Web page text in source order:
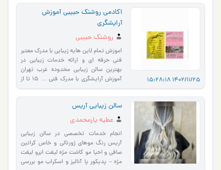
1402/11/25 15:28:18
اکادمی روشنک حبیبی آموزش
آرایشگری
روشنک حبیبی
اموزش تمام لاین هایه زیبایی با مدرک معتبر
فنی حرفه ای و ارائه خدمات زیبایی در
بهترین سالن زیبایی محدوده غرب تهران
آموزش آرایشگری با مدرک فنی … 15 تا از
بهترین سالن ها�…
سالن زیبایی آریس
عطیه یارمحمدی
انجام خدمات تخصصی در سالن زیبایی
آریس رنگ موهای ژورنالی و خاص کراتین
صافی و احیا مو کاشت مژه لیفت ابرو لیفت
مژه – پدیکور پا آنالیز و اسکراب مو بررسی